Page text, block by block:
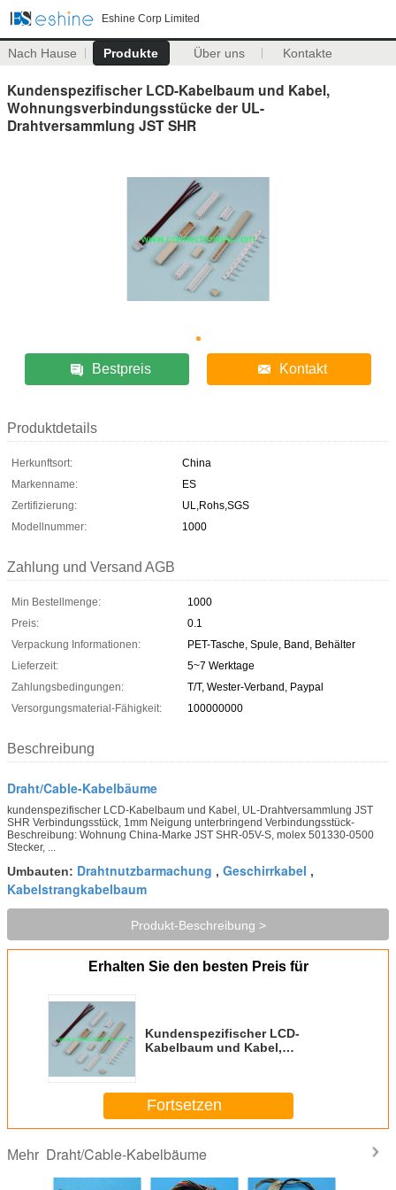
Eshine Corp Limited
Nach Hause Produkte Über uns Kontakte
Kundenspezifischer LCD-Kabelbaum und Kabel,
Wohnungsverbindungsstücke der UL-
Drahtversammlung JST SHR
Bestpreis Kontakt
Produktdetails
Herkunftsort:
China
Markenname:
ES
Zertifizierung:
UL,Rohs,SGS
Modellnummer:
1000
Zahlung und Versand AGB
Min Bestellmenge:
1000
Preis:
0.1
Verpackung Informationen:
PET-Tasche, Spule, Band, Behälter
Lieferzeit:
5~7 Werktage
Zahlungsbedingungen:
T/T, Wester-Verband, Paypal
Versorgungsmaterial-Fähigkeit:
100000000
Beschreibung
Draht/Cable-Kabelbäume
kundenspezifischer LCD-Kabelbaum und Kabel, UL-Drahtversammlung JST
SHR Verbindungsstück, 1mm Neigung unterbringend Verbindungsstück-
Beschreibung: Wohnung China-Marke JST SHR-05V-S, molex 501330-0500
Stecker, ...
Umbauten: Drahtnutzbarmachung , Geschirrkabel ,
Kabelstrangkabelbaum
Produkt-Beschreibung >
Erhalten Sie den besten Preis für
Kundenspezifischer LCD-
Kabelbaum und Kabel,
SHR
Fortsetzen
Mehr Draht/Cable-Kabelbäume